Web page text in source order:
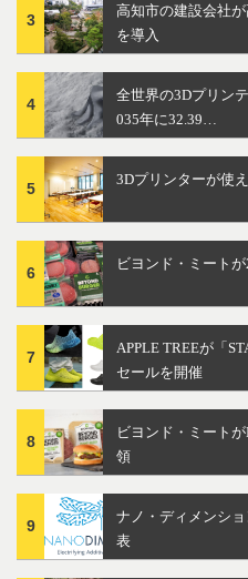
3
高知市の建設会社
を導入
4
全世界の3Dプリン
035年に32.39…
5
3Dプリンターが使
6
ビヨンド・ミート
7
APPLE TREEが「
セールを開催
8
ビヨンド・ミート
領
9
ナノ・ディメンシ
表